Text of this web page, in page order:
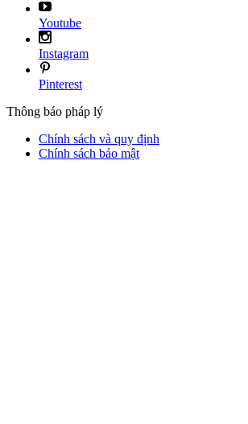
Youtube
Instagram
Pinterest
Thông báo pháp lý
Chính sách và quy định
Chính sách bảo mật